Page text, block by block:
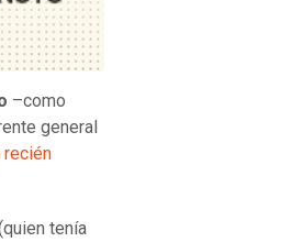
–como
general
tenía